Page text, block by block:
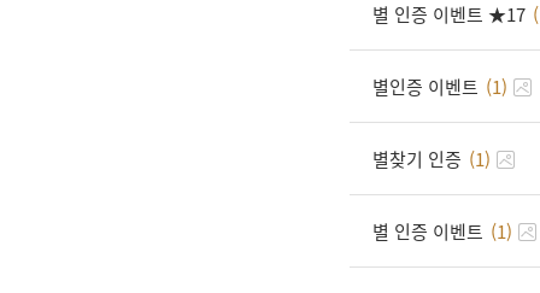
별 인증 이벤트 ★17
별인증 이벤트 (1)
별찾기 인증 (1)
별 인증 이벤트 (1)